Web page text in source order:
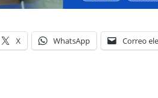
X WhatsApp Correo